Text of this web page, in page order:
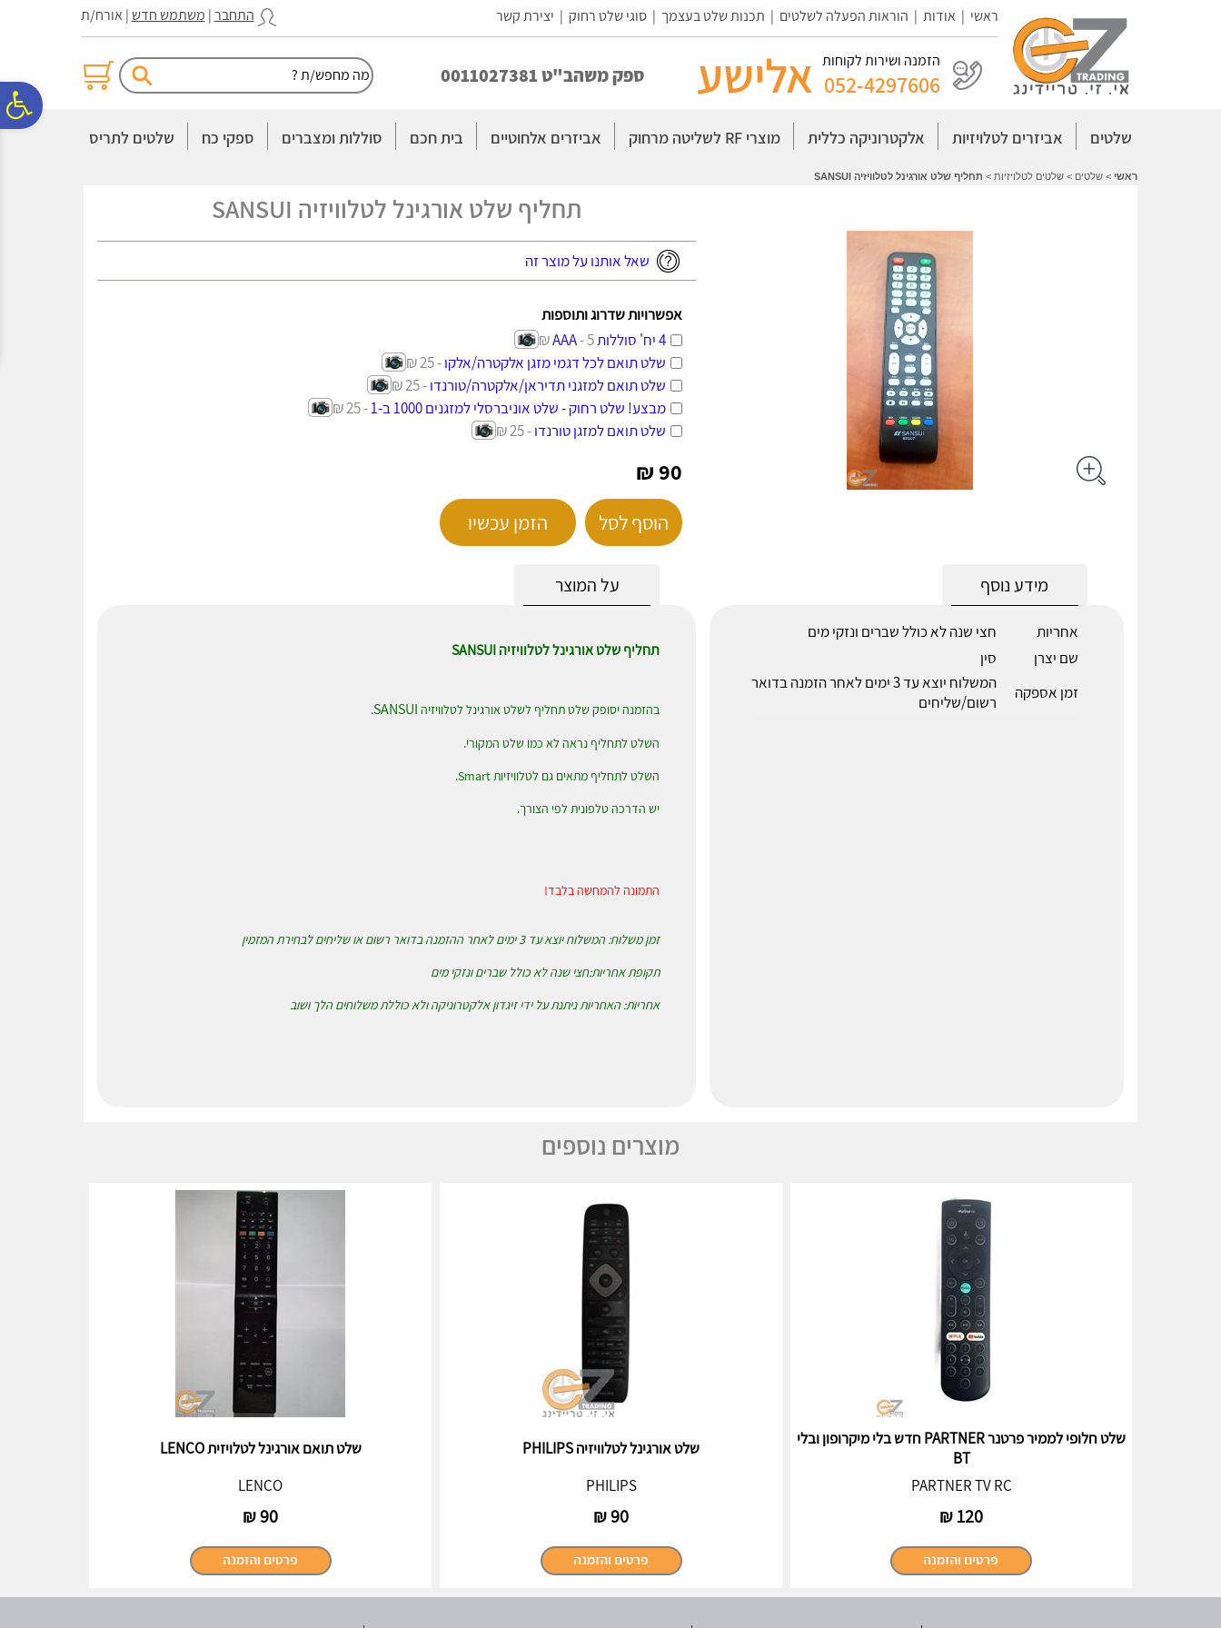
נגישות
אתר
המרכזי
ראשי | אודות | הוראות הפעלה לשלטים | תכנות שלט בעצמך |סוגי שלט רחוק | יצירת קשר התחבר| משתמש חדש| אורח/ת
הזמנה ושירות לקוחות
052-4297606 אלישע ספק משהב"ט 0011027381
שלטים אביזרים לטלויזיות אלקטרוניקה כללית מוצרי RF לשליטה מרחוק אביזרים אלחוטיים בית חכם סוללות ומצברים ספקי כח שלטים לתריס
ראשי > שלטים > שלטים לטלויזיות > תחליף שלט אורגינל לטלוויזיה SANSUI
תחליף שלט אורגינל לטלוויזיה SANSUI
שאל אותנו על מוצר זה
אפשרויות שדרוג ותוספות
4 יח' סוללות AAA
- 5 ₪
שלט תואם לכל דגמי מזגן אלקטרה/אלקו- 25 ₪
שלט תואם למזגני תדיראן/אלקטרה/טורנדו- 25 ₪
מבצע! שלט רחוק - שלט אוניברסלי למזגנים 1000 ב-1
- 25 ₪
שלט תואם למזגן טורנדו- 25 ₪
90 ₪
הוסף לסל הזמן עכשיו
על המוצר
תחליף שלט אורגינל לטלוויזיה SANSUI
בהזמנה יסופק שלט תחליף לשלט אורגינל לטלוויזיה SANSUI
.
השלט לתחליף נראה לא כמו שלט המקורי.
השלט לתחליף מתאים גם לטלוויזיות Smart.
יש הדרכה טלפונית לפי הצורך.
התמונה להמחשה בלבד!
זמן משלוח: המשלוח יוצא עד 3 ימים לאחר ההזמנה בדואר רשום או שליחים לבחירת המזמין
תקופת אחריות:חצי שנה לא כולל שברים ונזקי מים
אחריות: האחריות ניתנת על ידי זיגדון אלקטרוניקה ולא כוללת משלוחים הלך ושוב
מידע נוסף
אחריות
חצי שנה לא כולל שברים ונזקי מים
שם יצרן
סין
זמן אספקה
המשלוח יוצא עד 3 ימים לאחר הזמנה בדואר
רשום/שליחים
מוצרים נוספים
שלט חלופי לממיר פרטנר PARTNER חדש בלי מיקרופון ובלי
BT
PARTNER TV RC
120
₪
שלט אורגינל לטלוויזיה PHILIPS
PHILIPS
90
₪
שלט תואם אורגינל לטלויזית LENCO
LENCO
90
₪